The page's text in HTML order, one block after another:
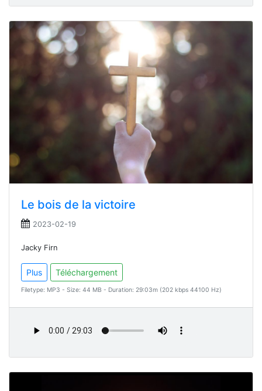
Le bois de la victoire
2023-02-19
Jacky Firn
Plus Téléchargement
Filetype: MP3 - Size: 44 MB - Duration: 29:03m (202 kbps 44100 Hz)